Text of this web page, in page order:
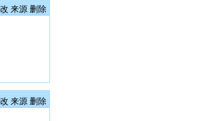
来源 删除
来源 删除